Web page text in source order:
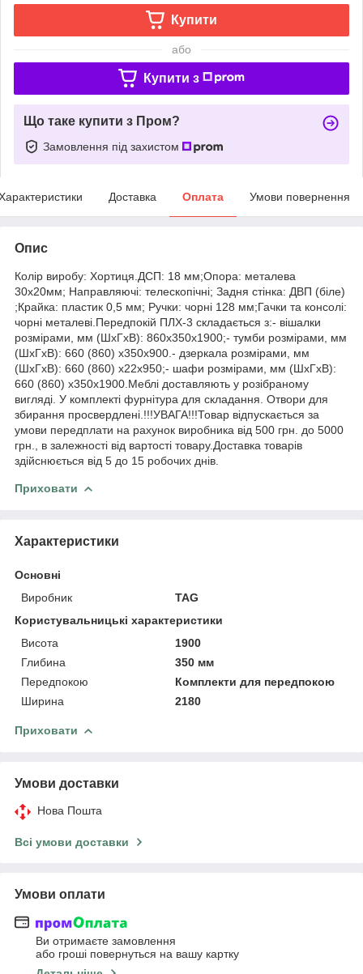
Купити
або
Купити з
Що таке купити з Пром?
Замовлення під захистом
Доставка Оплата Умови повернення
Опис
Колір виробу: Хортиця.ДСП: 18 мм;Опора: металева
30х20мм; Направляючі: телескопічні; Задня стінка: ДВП (біле)
;Крайка: пластик 0,5 мм; Ручки: чорні 128 мм;Гачки та консолі:
чорні металеві.Передпокій ПЛХ-3 складається з:- вішалки
розмірами, мм (ШхГхВ): 860х350х1900;- тумби розмірами, мм
(ШхГхВ): 660 (860) х350х900.- дзеркала розмірами, мм
(ШхГхВ): 660 (860) х22х950;- шафи розмірами, мм (ШхГхВ):
660 (860) х350х1900.Меблі доставляють у розібраному
вигляді. У комплекті фурнітура для складання. Отвори для
збирання просвердлені.!!!УВАГА!!!Товар відпускається за
умови передплати на рахунок виробника від 500 грн. до 5000
грн., в залежності від вартості товару.Доставка товарів
здійснюється від 5 до 15 робочих днів.
Приховати
Характеристики
Основні
Виробник
TAG
Користувальницькі характеристики
Висота
1900
Глибина
350 мм
Передпокою
Комплекти для передпокою
Ширина
2180
Приховати
Умови доставки
Нова Пошта
Всі умови доставки
Умови оплати
Ви отримаєте замовлення
або гроші повернуться на вашу картку